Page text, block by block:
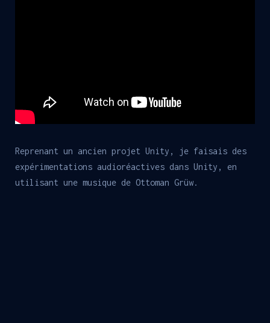
Reprenant un ancien projet Unity, je faisais des
expérimentations audioréactives dans Unity, en
utilisant une musique de Ottoman Grüw.